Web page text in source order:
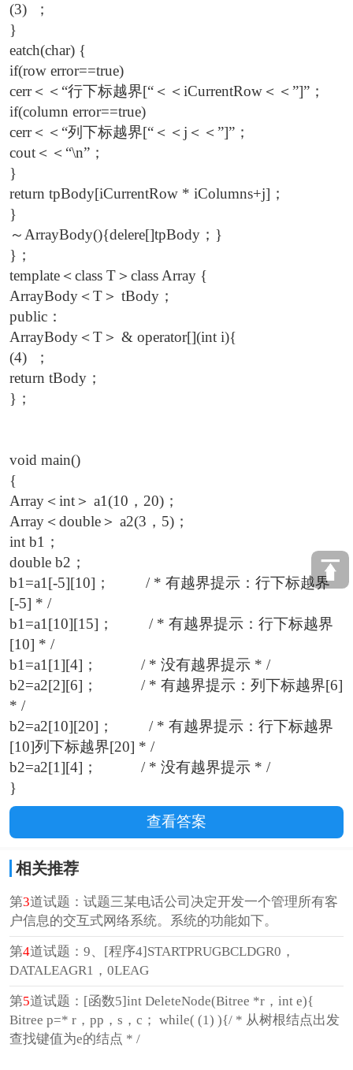
(3) ；
}
eatch(char) {
if(row error==true)
cerr＜＜“行下标越界[“＜＜iCurrentRow＜＜”]”；
if(column error==true)
cerr＜＜“列下标越界[“＜＜j＜＜”]”；
cout＜＜“\n”；
}
return tpBody[iCurrentRow * iColumns+j]；
}
～ArrayBody(){delere[]tpBody；}
}；
template＜class T＞class Array {
ArrayBody＜T＞ tBody；
public：
ArrayBody＜T＞ & operator[](int i){
(4) ；
return tBody；
}；
void main()
{
Array＜int＞ a1(10，20)；
Array＜double＞ a2(3，5)；
int b1；
double b2；
b1=a1[-5][10]； / * 有越界提示：行下标越界
[-5] * /
b1=a1[10][15]； / * 有越界提示：行下标越界
[10] * /
b1=a1[1][4]； / * 没有越界提示 * /
b2=a2[2][6]； / * 有越界提示：列下标越界[6]
* /
b2=a2[10][20]； / * 有越界提示：行下标越界
[10]列下标越界[20] * /
b2=a2[1][4]； / * 没有越界提示 * /
}
查看答案
相关推荐
第3道试题：试题三某电话公司决定开发一个管理所有客
户信息的交互式网络系统。系统的功能如下。
第4道试题：9、[程序4]STARTPRUGBCLDGR0，
DATALEAGR1，0LEAG
第5道试题：[函数5]int DeleteNode(Bitree *r，int e){
Bitree p=* r，pp，s，c； while( (1) ){/ * 从树根结点出发
查找键值为e的结点 * /